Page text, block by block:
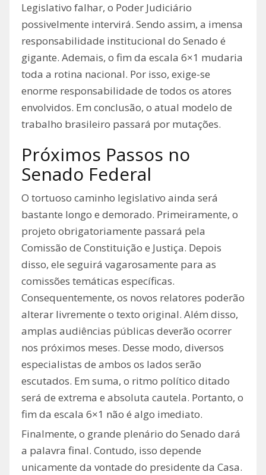
Legislativo falhar, o Poder Judiciário
possivelmente intervirá. Sendo assim, a imensa
responsabilidade institucional do Senado é
gigante. Ademais, o fim da escala 6×1 mudaria
toda a rotina nacional. Por isso, exige-se
enorme responsabilidade de todos os atores
envolvidos. Em conclusão, o atual modelo de
trabalho brasileiro passará por mutações.
Próximos Passos no
Senado Federal
O tortuoso caminho legislativo ainda será
bastante longo e demorado. Primeiramente, o
projeto obrigatoriamente passará pela
Comissão de Constituição e Justiça. Depois
disso, ele seguirá vagarosamente para as
comissões temáticas específicas.
Consequentemente, os novos relatores poderão
alterar livremente o texto original. Além disso,
amplas audiências públicas deverão ocorrer
nos próximos meses. Desse modo, diversos
especialistas de ambos os lados serão
escutados. Em suma, o ritmo político ditado
será de extrema e absoluta cautela. Portanto, o
fim da escala 6×1 não é algo imediato.
Finalmente, o grande plenário do Senado dará
a palavra final. Contudo, isso depende
unicamente da vontade do presidente da Casa.